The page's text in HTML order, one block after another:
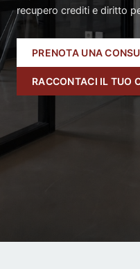
recupero crediti e diritto
PRENOTA UNA
RACCONTACI IL TUO